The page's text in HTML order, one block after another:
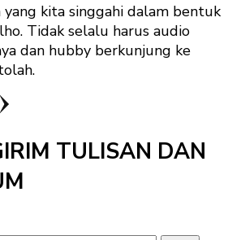
yang kita singgahi dalam bentuk
Tidak selalu harus audio
dan hubby berkunjung ke
TULISAN DAN